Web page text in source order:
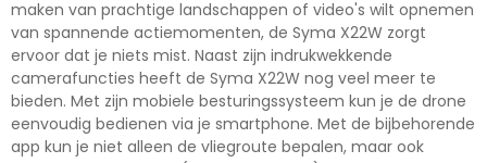
maken van prachtige landschappen of video's wilt opnemen
van spannende actiemomenten, de Syma X22W zorgt
ervoor dat je niets mist. Naast zijn indrukwekkende
camerafuncties heeft de Syma X22W nog veel meer te
bieden. Met zijn mobiele besturingssysteem kun je de drone
eenvoudig bedienen via je smartphone. Met de bijbehorende
app kun je niet alleen de vliegroute bepalen, maar ook